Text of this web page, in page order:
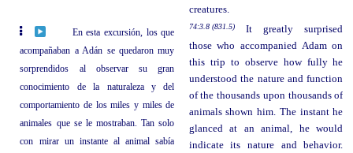
creatures.
En esta excursión, los que
acompañaban a Adán se quedaron muy
sorprendidos al observar su gran
conocimiento de la naturaleza y del
comportamiento de los miles y miles de
animales que se le mostraban. Tan solo
con mirar un instante al animal sabía
74:3.8 (831.5)
It greatly surprised
those who accompanied Adam on
this trip to observe how fully he
understood the nature and function
of the thousands upon thousands of
animals shown him. The instant he
glanced at an animal, he would
indicate its nature and behavior.